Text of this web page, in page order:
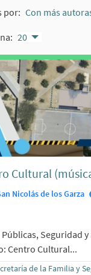
por: Con más
20
Cultural
Nicolás de los Garza
Seguridad
Centro Cultural...
por la categoría:
de la Familia y